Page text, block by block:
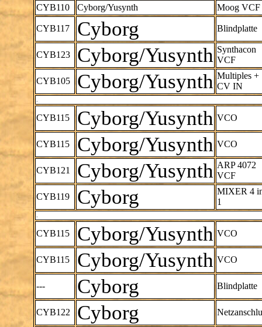
CYB110 Cyborg/Yusynth Moog VCF
CYB117 Cyborg Blindplatte
CYB123 Cyborg/Yusynth Synthacon
VCF
CYB105 Cyborg/Yusynth Multiples +
CV IN
CYB115 Cyborg/Yusynth VCO
CYB115 Cyborg/Yusynth VCO
CYB121 Cyborg/Yusynth ARP 4072
VCF
CYB119 Cyborg
MIXER 4
1
CYB115 Cyborg/Yusynth VCO
CYB115 Cyborg/Yusynth VCO
--- Cyborg Blindplatte
CYB122 Cyborg